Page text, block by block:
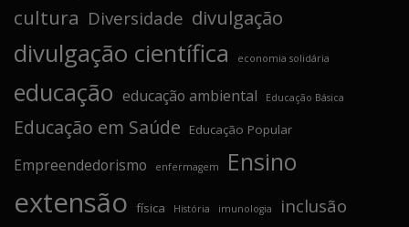
cultura Diversidade divulgação
divulgação científica economia solidária
educação educação ambiental Educação Básica
Educação em Saúde Educação Popular
Empreendedorismo enfermagem Ensino
extensão física História imunologia inclusão